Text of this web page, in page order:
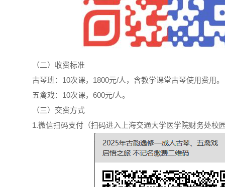
（二）收费标准
古琴班：10次课，1800元/人，含教学课堂古琴使用费用。
五禽戏：10次课，600元/人。
（三）交费方式
1.微信扫码支付（扫码进入上海交通大学医学院财务处校